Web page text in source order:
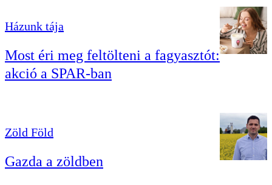
Házunk tája
Most éri meg feltölteni a fagyasztót:
akció a SPAR-ban
Zöld Föld
Gazda a zöldben